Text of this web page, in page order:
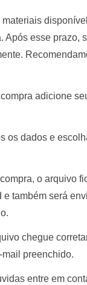
Após esse prazo,
adicione
os dados e
o arquivo
e também será
chegue
preenchido.
entre em